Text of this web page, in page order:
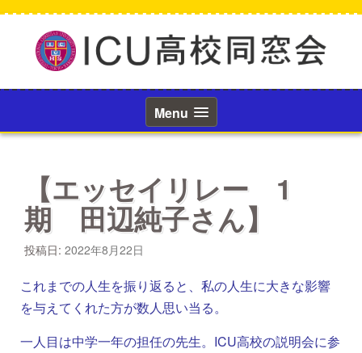
へ
ッ
Menu
【エッセイリレー 1
期 田辺純子さん】
投稿日: 2022年8月22日
これまでの人生を振り返ると、私の人生に大きな影響
を与えてくれた方が数人思い当る。
一人目は中学一年の担任の先生。ICU高校の説明会に参